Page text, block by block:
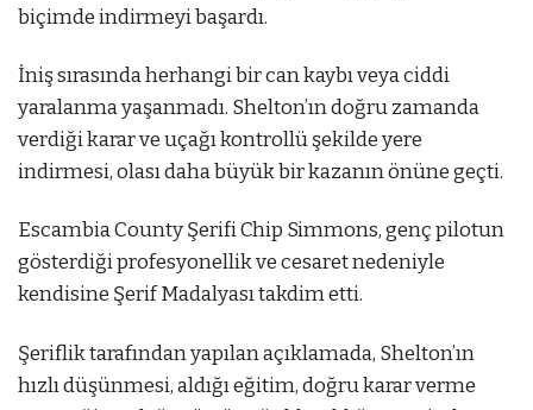
biçimde indirmeyi başardı.
İniş sırasında herhangi bir can kaybı veya ciddi
yaralanma yaşanmadı. Shelton’ın doğru zamanda
verdiği karar ve uçağı kontrollü şekilde yere
indirmesi, olası daha büyük bir kazanın önüne geçti.
Escambia County Şerifi Chip Simmons, genç pilotun
gösterdiği profesyonellik ve cesaret nedeniyle
kendisine Şerif Madalyası takdim etti.
Şeriflik tarafından yapılan açıklamada, Shelton’ın
hızlı düşünmesi, aldığı eğitim, doğru karar verme